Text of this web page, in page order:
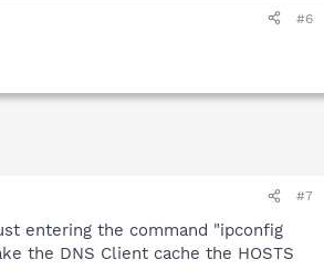
#6
#7
entering the command "ipconfig
the DNS Client cache the HOSTS